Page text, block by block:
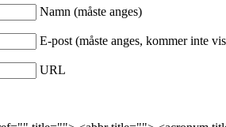
Namn (måste anges)
E-post (måste anges, kommer inte
URL